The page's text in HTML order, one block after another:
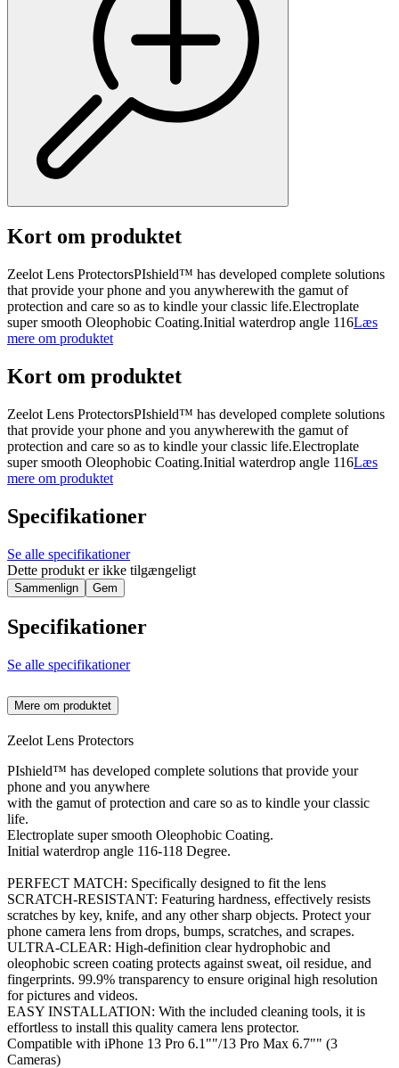
Kort om produktet
Zeelot Lens ProtectorsPIshield™ has developed complete solutions
that provide your phone and you anywherewith the gamut of
protection and care so as to kindle your classic life.Electroplate
super smooth Oleophobic Coating.Initial waterdrop angle 116Læs
mere om produktet
Kort om produktet
Zeelot Lens ProtectorsPIshield™ has developed complete solutions
that provide your phone and you anywherewith the gamut of
protection and care so as to kindle your classic life.Electroplate
super smooth Oleophobic Coating.Initial waterdrop angle 116Læs
mere om produktet
Specifikationer
Se alle specifikationer
Dette produkt er ikke tilgængeligt
Sammenlign Gem
Specifikationer
Se alle specifikationer
Mere om produktet
Zeelot Lens Protectors
PIshield™ has developed complete solutions that provide your
phone and you anywhere
with the gamut of protection and care so as to kindle your classic
life.
Electroplate super smooth Oleophobic Coating.
Initial waterdrop angle 116-118 Degree.
PERFECT MATCH: Specifically designed to fit the lens
SCRATCH-RESISTANT: Featuring hardness, effectively resists
scratches by key, knife, and any other sharp objects. Protect your
phone camera lens from drops, bumps, scratches, and scrapes.
ULTRA-CLEAR: High-definition clear hydrophobic and
oleophobic screen coating protects against sweat, oil residue, and
fingerprints. 99.9% transparency to ensure original high resolution
for pictures and videos.
EASY INSTALLATION: With the included cleaning tools, it is
effortless to install this quality camera lens protector.
Compatible with iPhone 13 Pro 6.1""/13 Pro Max 6.7"" (3
Cameras)